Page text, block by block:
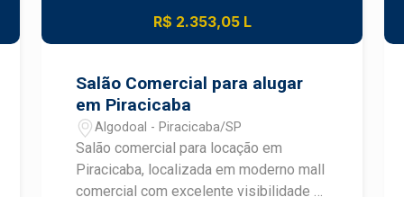
R$ 2.353,05 L
Salão Comercial para alugar
em Piracicaba
Algodoal - Piracicaba/SP
Salão comercial para locação em
Piracicaba, localizada em moderno mall
comercial com excelente visibilidade e